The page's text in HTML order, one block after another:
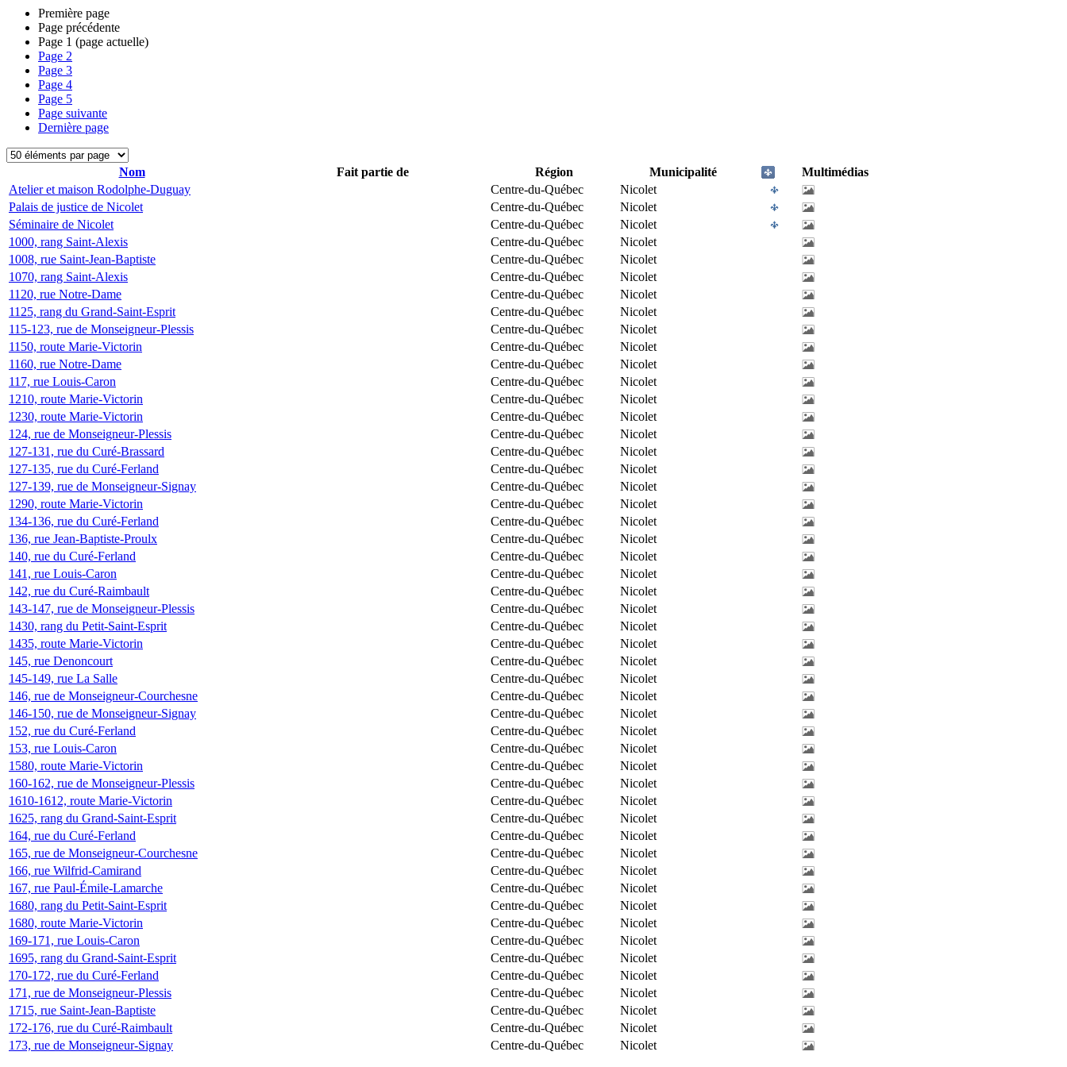
Première page
Page précédente
Page 1 (page actuelle)
Page 2
Page 3
Page 4
Page 5
Page suivante
Dernière page
Nom Fait partie de Région Municipalité
Multimédias
Atelier et maison Rodolphe-Duguay
Centre-du-Québec
Nicolet
Palais de justice de Nicolet
Centre-du-Québec
Nicolet
Séminaire de Nicolet
Centre-du-Québec
Nicolet
1000, rang Saint-Alexis
Centre-du-Québec
Nicolet
1008, rue Saint-Jean-Baptiste
Centre-du-Québec
Nicolet
1070, rang Saint-Alexis
Centre-du-Québec
Nicolet
1120, rue Notre-Dame
Centre-du-Québec
Nicolet
1125, rang du Grand-Saint-Esprit
Centre-du-Québec
Nicolet
115-123, rue de Monseigneur-Plessis
Centre-du-Québec
Nicolet
1150, route Marie-Victorin
Centre-du-Québec
Nicolet
1160, rue Notre-Dame
Centre-du-Québec
Nicolet
117, rue Louis-Caron
Centre-du-Québec
Nicolet
1210, route Marie-Victorin
Centre-du-Québec
Nicolet
1230, route Marie-Victorin
Centre-du-Québec
Nicolet
124, rue de Monseigneur-Plessis
Centre-du-Québec
Nicolet
127-131, rue du Curé-Brassard
Centre-du-Québec
Nicolet
127-135, rue du Curé-Ferland
Centre-du-Québec
Nicolet
127-139, rue de Monseigneur-Signay
Centre-du-Québec
Nicolet
1290, route Marie-Victorin
Centre-du-Québec
Nicolet
134-136, rue du Curé-Ferland
Centre-du-Québec
Nicolet
136, rue Jean-Baptiste-Proulx
Centre-du-Québec
Nicolet
140, rue du Curé-Ferland
Centre-du-Québec
Nicolet
141, rue Louis-Caron
Centre-du-Québec
Nicolet
142, rue du Curé-Raimbault
Centre-du-Québec
Nicolet
143-147, rue de Monseigneur-Plessis
Centre-du-Québec
Nicolet
1430, rang du Petit-Saint-Esprit
Centre-du-Québec
Nicolet
1435, route Marie-Victorin
Centre-du-Québec
Nicolet
145, rue Denoncourt
Centre-du-Québec
Nicolet
145-149, rue La Salle
Centre-du-Québec
Nicolet
146, rue de Monseigneur-Courchesne
Centre-du-Québec
Nicolet
146-150, rue de Monseigneur-Signay
Centre-du-Québec
Nicolet
152, rue du Curé-Ferland
Centre-du-Québec
Nicolet
153, rue Louis-Caron
Centre-du-Québec
Nicolet
1580, route Marie-Victorin
Centre-du-Québec
Nicolet
160-162, rue de Monseigneur-Plessis
Centre-du-Québec
Nicolet
1610-1612, route Marie-Victorin
Centre-du-Québec
Nicolet
1625, rang du Grand-Saint-Esprit
Centre-du-Québec
Nicolet
164, rue du Curé-Ferland
Centre-du-Québec
Nicolet
165, rue de Monseigneur-Courchesne
Centre-du-Québec
Nicolet
166, rue Wilfrid-Camirand
Centre-du-Québec
Nicolet
167, rue Paul-Émile-Lamarche
Centre-du-Québec
Nicolet
1680, rang du Petit-Saint-Esprit
Centre-du-Québec
Nicolet
1680, route Marie-Victorin
Centre-du-Québec
Nicolet
169-171, rue Louis-Caron
Centre-du-Québec
Nicolet
1695, rang du Grand-Saint-Esprit
Centre-du-Québec
Nicolet
170-172, rue du Curé-Ferland
Centre-du-Québec
Nicolet
171, rue de Monseigneur-Plessis
Centre-du-Québec
Nicolet
1715, rue Saint-Jean-Baptiste
Centre-du-Québec
Nicolet
172-176, rue du Curé-Raimbault
Centre-du-Québec
Nicolet
173, rue de Monseigneur-Signay
Centre-du-Québec Nicolet